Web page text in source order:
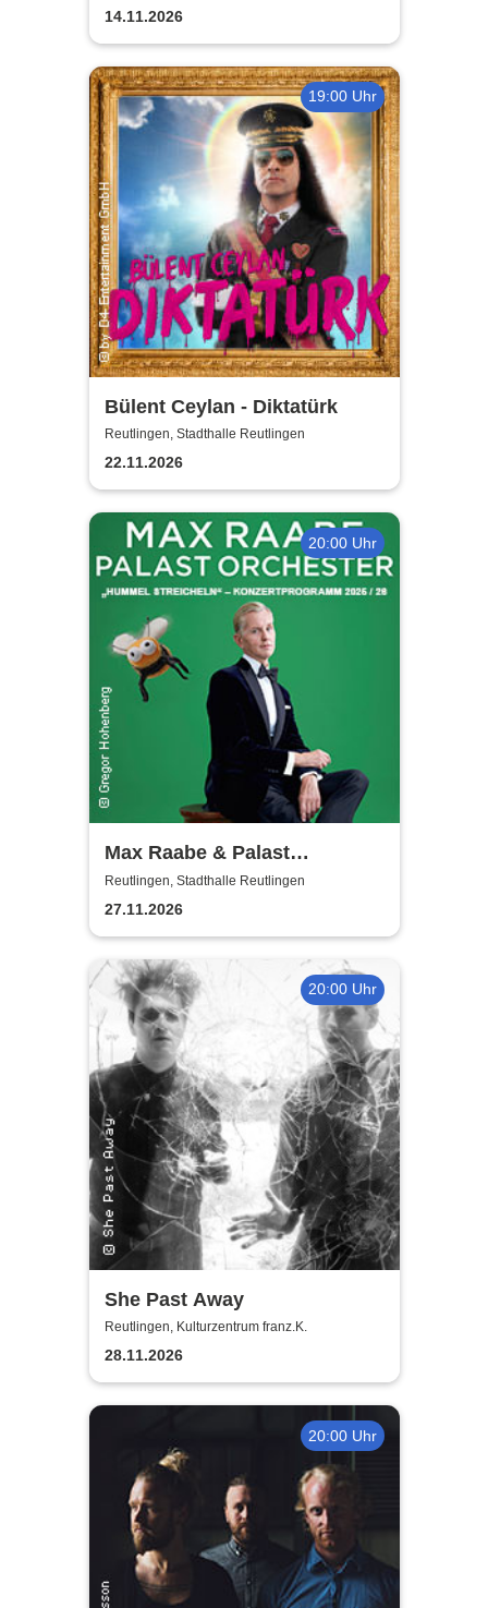
14.11.2026
19:00 Uhr
Bülent Ceylan - Diktatürk
Reutlingen, Stadthalle Reutlingen
22.11.2026
20:00 Uhr
Max Raabe & Palast
Orchester - Hummel
streicheln
Reutlingen, Stadthalle Reutlingen
27.11.2026
20:00 Uhr
She Past Away
Reutlingen, Kulturzentrum franz.K.
28.11.2026
20:00 Uhr